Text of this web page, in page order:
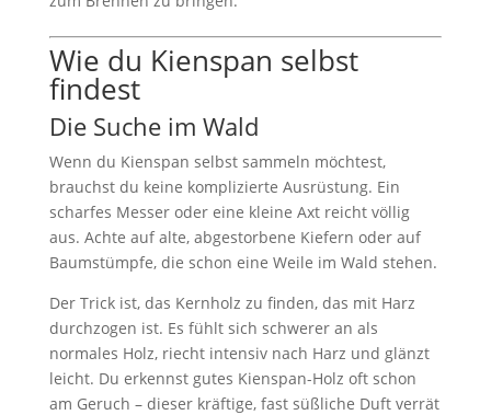
Wie du Kienspan selbst
findest
Die Suche im Wald
Wenn du Kienspan selbst sammeln möchtest,
brauchst du keine komplizierte Ausrüstung. Ein
scharfes Messer oder eine kleine Axt reicht völlig
aus. Achte auf alte, abgestorbene Kiefern oder auf
Baumstümpfe, die schon eine Weile im Wald stehen.
Der Trick ist, das Kernholz zu finden, das mit Harz
durchzogen ist. Es fühlt sich schwerer an als
normales Holz, riecht intensiv nach Harz und glänzt
leicht. Du erkennst gutes Kienspan-Holz oft schon
am Geruch – dieser kräftige, fast süßliche Duft verrät